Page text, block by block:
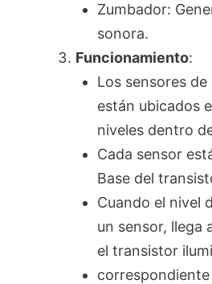
Zumbador:
sonora.
Funcionamiento:
Los sensores de
están ubicados
niveles dentro
Cada sensor
Base del
Cuando el nivel
un sensor, llega
el transistor